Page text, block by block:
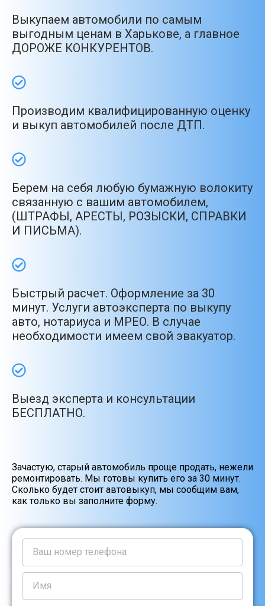
Выкупаем автомобили по самым
выгодным ценам в Харькове, а главное
ДОРОЖЕ КОНКУРЕНТОВ.
Производим квалифицированную оценку
и выкуп автомобилей после ДТП.
Берем на себя любую бумажную волокиту
связанную с вашим автомобилем,
(ШТРАФЫ, АРЕСТЫ, РОЗЫСКИ, СПРАВКИ
И ПИСЬМА).
Быстрый расчет. Оформление за 30
минут. Услуги автоэксперта по выкупу
авто, нотариуса и МРЕО. В случае
необходимости имеем свой эвакуатор.
Выезд эксперта и консультации
БЕСПЛАТНО.
Зачастую, старый автомобиль проще продать, нежели
ремонтировать. Мы готовы купить его за 30 минут.
Сколько будет стоит автовыкуп, мы сообщим вам,
как только вы заполните форму.